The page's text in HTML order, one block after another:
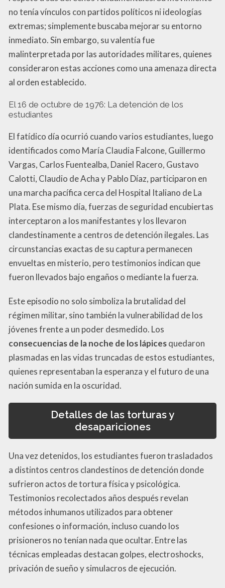
no tenía vínculos con partidos políticos ni ideologías
extremas; simplemente buscaba mejorar su entorno
inmediato. Sin embargo, su valentía fue
malinterpretada por las autoridades militares, quienes
consideraron estas acciones como una amenaza directa
al orden establecido.
El 16 de octubre de 1976: La detención de los
estudiantes
El fatídico día ocurrió cuando varios estudiantes, luego
identificados como María Claudia Falcone, Guillermo
Vargas, Carlos Fuentealba, Daniel Racero, Gustavo
Calotti, Claudio de Acha y Pablo Díaz, participaron en
una marcha pacífica cerca del Hospital Italiano de La
Plata. Ese mismo día, fuerzas de seguridad encubiertas
interceptaron a los manifestantes y los llevaron
clandestinamente a centros de detención ilegales. Las
circunstancias exactas de su captura permanecen
envueltas en misterio, pero testimonios indican que
fueron llevados bajo engaños o mediante la fuerza.
Este episodio no solo simboliza la brutalidad del
régimen militar, sino también la vulnerabilidad de los
jóvenes frente a un poder desmedido. Los
consecuencias de la noche de los lápicesquedaron
plasmadas en las vidas truncadas de estos estudiantes,
quienes representaban la esperanza y el futuro de una
nación sumida en la oscuridad.
Detalles de las torturas y
desapariciones
Una vez detenidos, los estudiantes fueron trasladados
a distintos centros clandestinos de detención donde
sufrieron actos de tortura física y psicológica.
Testimonios recolectados años después revelan
métodos inhumanos utilizados para obtener
confesiones o información, incluso cuando los
prisioneros no tenían nada que ocultar. Entre las
técnicas empleadas destacan golpes, electroshocks,
privación de sueño y simulacros de ejecución.